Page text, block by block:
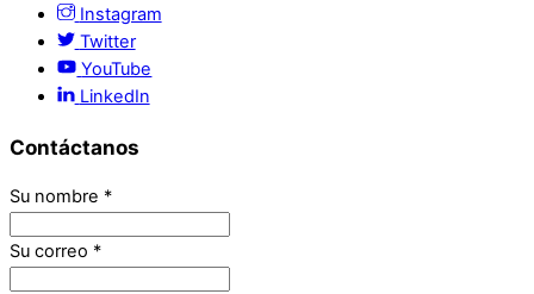
Instagram
Twitter
YouTube
LinkedIn
Contáctanos
Su nombre *
Su correo *